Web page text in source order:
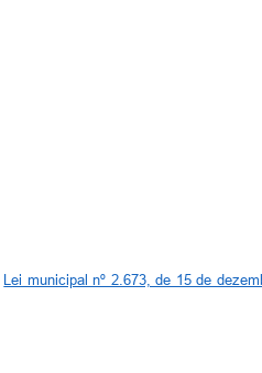
Lei municipal nº 2.673, de 15 de